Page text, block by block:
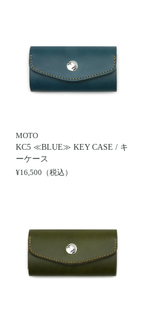
MOTO
KC5 ≪BLUE≫ KEY CASE / キ
ーケース
¥16,500（税込）